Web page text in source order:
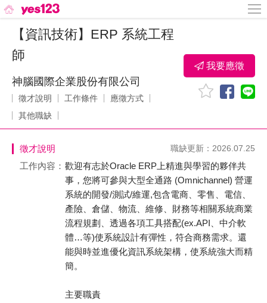
【資訊技術】ERP 系統工程
師
神腦國際企業股份有限公司
徵才說明 工作條件
應徵方式
其他職缺
我要應徵
徵才說明 職缺更新：2026.07.25
工作內容： 歡迎有志於Oracle ERP上精進與學習的夥伴共
事，您將可參與大型全通路 (Omnichannel) 營運
系統的開發/測試/維運,包含電商、零售、電信、
產險、倉儲、物流、維修、財務等相關系統商業
流程規劃、透過各項工具搭配(ex.API、中介軟
體…等)使系統設計有彈性，符合商務需求。還
能與時並進優化資訊系統架構，使系統強大而精
簡。
主要職責